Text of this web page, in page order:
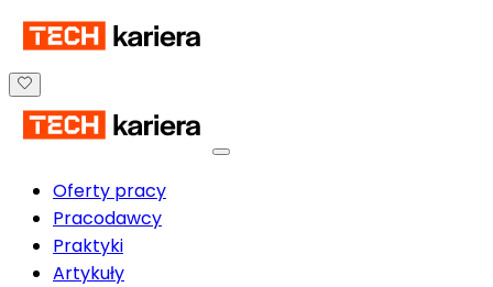
Oferty pracy
Pracodawcy
Praktyki
Artykuły